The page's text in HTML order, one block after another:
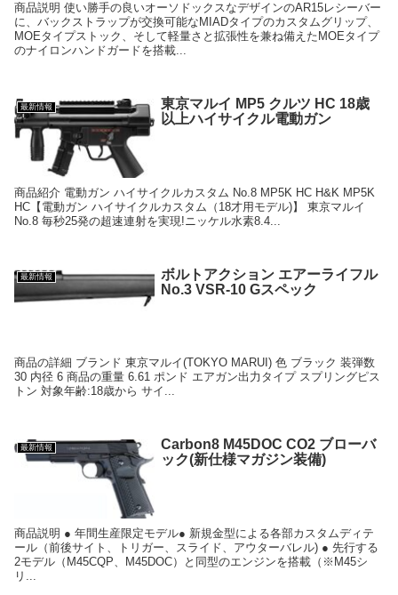
商品説明 使い勝手の良いオーソドックスなデザインのAR15レシーバー
に、バックストラップが交換可能なMIADタイプのカスタムグリップ、
MOEタイプストック、そして軽量さと拡張性を兼ね備えたMOEタイプ
のナイロンハンドガードを搭載...
最新情報
東京マルイ MP5 クルツ HC 18歳
以上ハイサイクル電動ガン
商品紹介 電動ガン ハイサイクルカスタム No.8 MP5K HC H&K MP5K
HC【電動ガン ハイサイクルカスタム（18才用モデル)】 東京マルイ
No.8 毎秒25発の超速連射を実現!ニッケル水素8.4...
最新情報
ボルトアクション エアーライフル
No.3 VSR-10 Gスペック
商品の詳細 ブランド 東京マルイ(TOKYO MARUI) 色 ブラック 装弾数
30 内径 6 商品の重量 6.61 ポンド エアガン出力タイプ スプリングピス
トン 対象年齢:18歳から サイ...
最新情報
Carbon8 M45DOC CO2 ブローバ
ック(新仕様マガジン装備)
商品説明 ● 年間生産限定モデル● 新規金型による各部カスタムディテ
ール（前後サイト、トリガー、スライド、アウターバレル) ● 先行する
2モデル（M45CQP、M45DOC）と同型のエンジンを搭載（※M45シ
リ...